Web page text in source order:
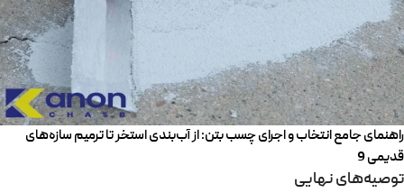
راهنمای جامع انتخاب و اجرای چسب بتن: از آب‌بندی استخر تا ترمیم سازه‌های
قدیمی 9
توصیه‌های نهایی